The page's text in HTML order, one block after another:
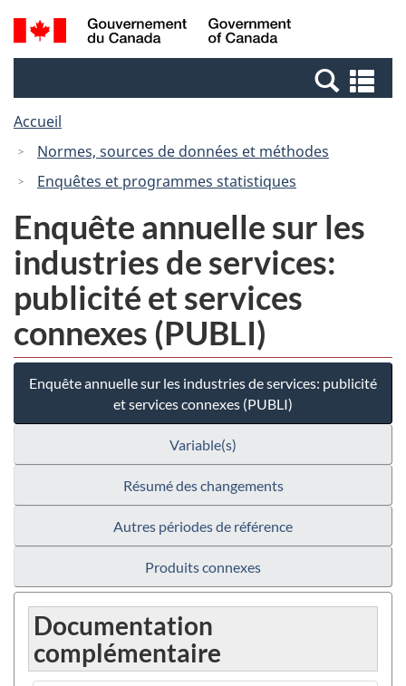
Passer
au
Passer
à
Canada
Recherche
et
et
Accueil
Normes, sources de données et méthodes
Enquêtes et programmes statistiques
Enquête annuelle sur les
industries de services:
publicité et services
connexes (PUBLI)
Enquête annuelle sur les industries de services: publicité
et services connexes (PUBLI)
Variable(s)
Résumé des changements
Autres périodes de référence
Produits connexes
Documentation
complémentaire